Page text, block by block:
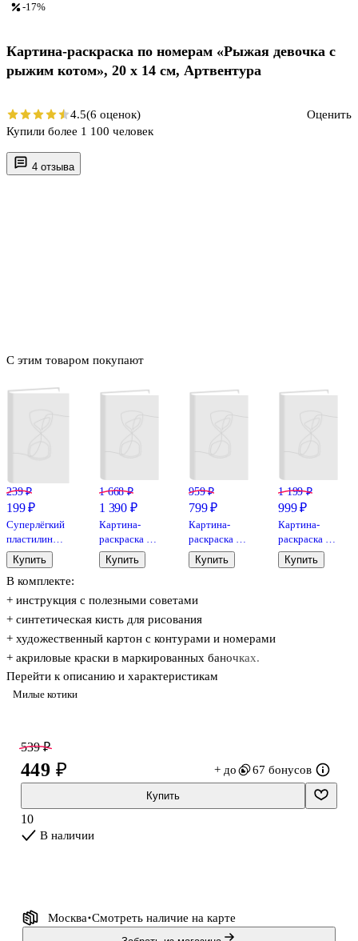
4 отзыва
Милые котики
В комплекте:
+ инструкция с полезными советами
+ синтетическая кисть для рисования
+ художественный картон с контурами и номерами
+ акриловые краски в маркированных баночках.
Перейти к описанию и характеристикам
С этим товаром покупают
239 ₽
199 ₽
Суперлёгкий
пластилин
(масса для
лепки), 12
цветов (M-
4199-12)
Купить
1 668 ₽
1 390 ₽
Картина-
раскраска по
номерам
«Навстречу
40 см, 24
Кот
Купить
959 ₽
799 ₽
Картина-
раскраска по
номерам
«Sanrio
20 х 20 см,
Купить
1 199 ₽
999 ₽
Картина-
раскраска по
номерам
«Котенок
Купить
-17%
Картина-раскраска по номерам «Рыжая девочка с
рыжим котом», 20 х 14 см, Артвентура
4.5(6 оценок)
Оценить
Купили более 1 100 человек
539 ₽
449 ₽ + до 67 бонусов
Купить
10
В наличии
Москва Смотреть наличие на карте